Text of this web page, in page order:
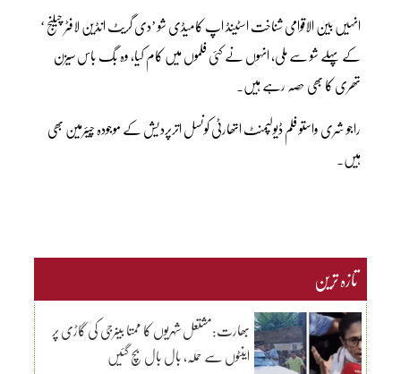
انہیں بین الاقوامی شناخت اسٹینڈ اپ کامیڈی شو ’دی گریٹ انڈین لافٹر چیلنج ‘
کے پہلے شو سے ملی، انہوں نے کئی فلموں میں کام کیا، وہ بگ باس سیزن
تھری کا بھی حصہ رہے ہیں۔
راجو شری واستو فلم ڈیولپمنٹ اتھارٹی کونسل اترپردیش کے موجودہ چیئرمین بھی
ہیں۔
تازہ ترین
بھارت:مشتعل شہریوں کا ممتا بینرجی کی گاڑی پر
اینٹوں سے حملہ، بال بال بچ گئیں